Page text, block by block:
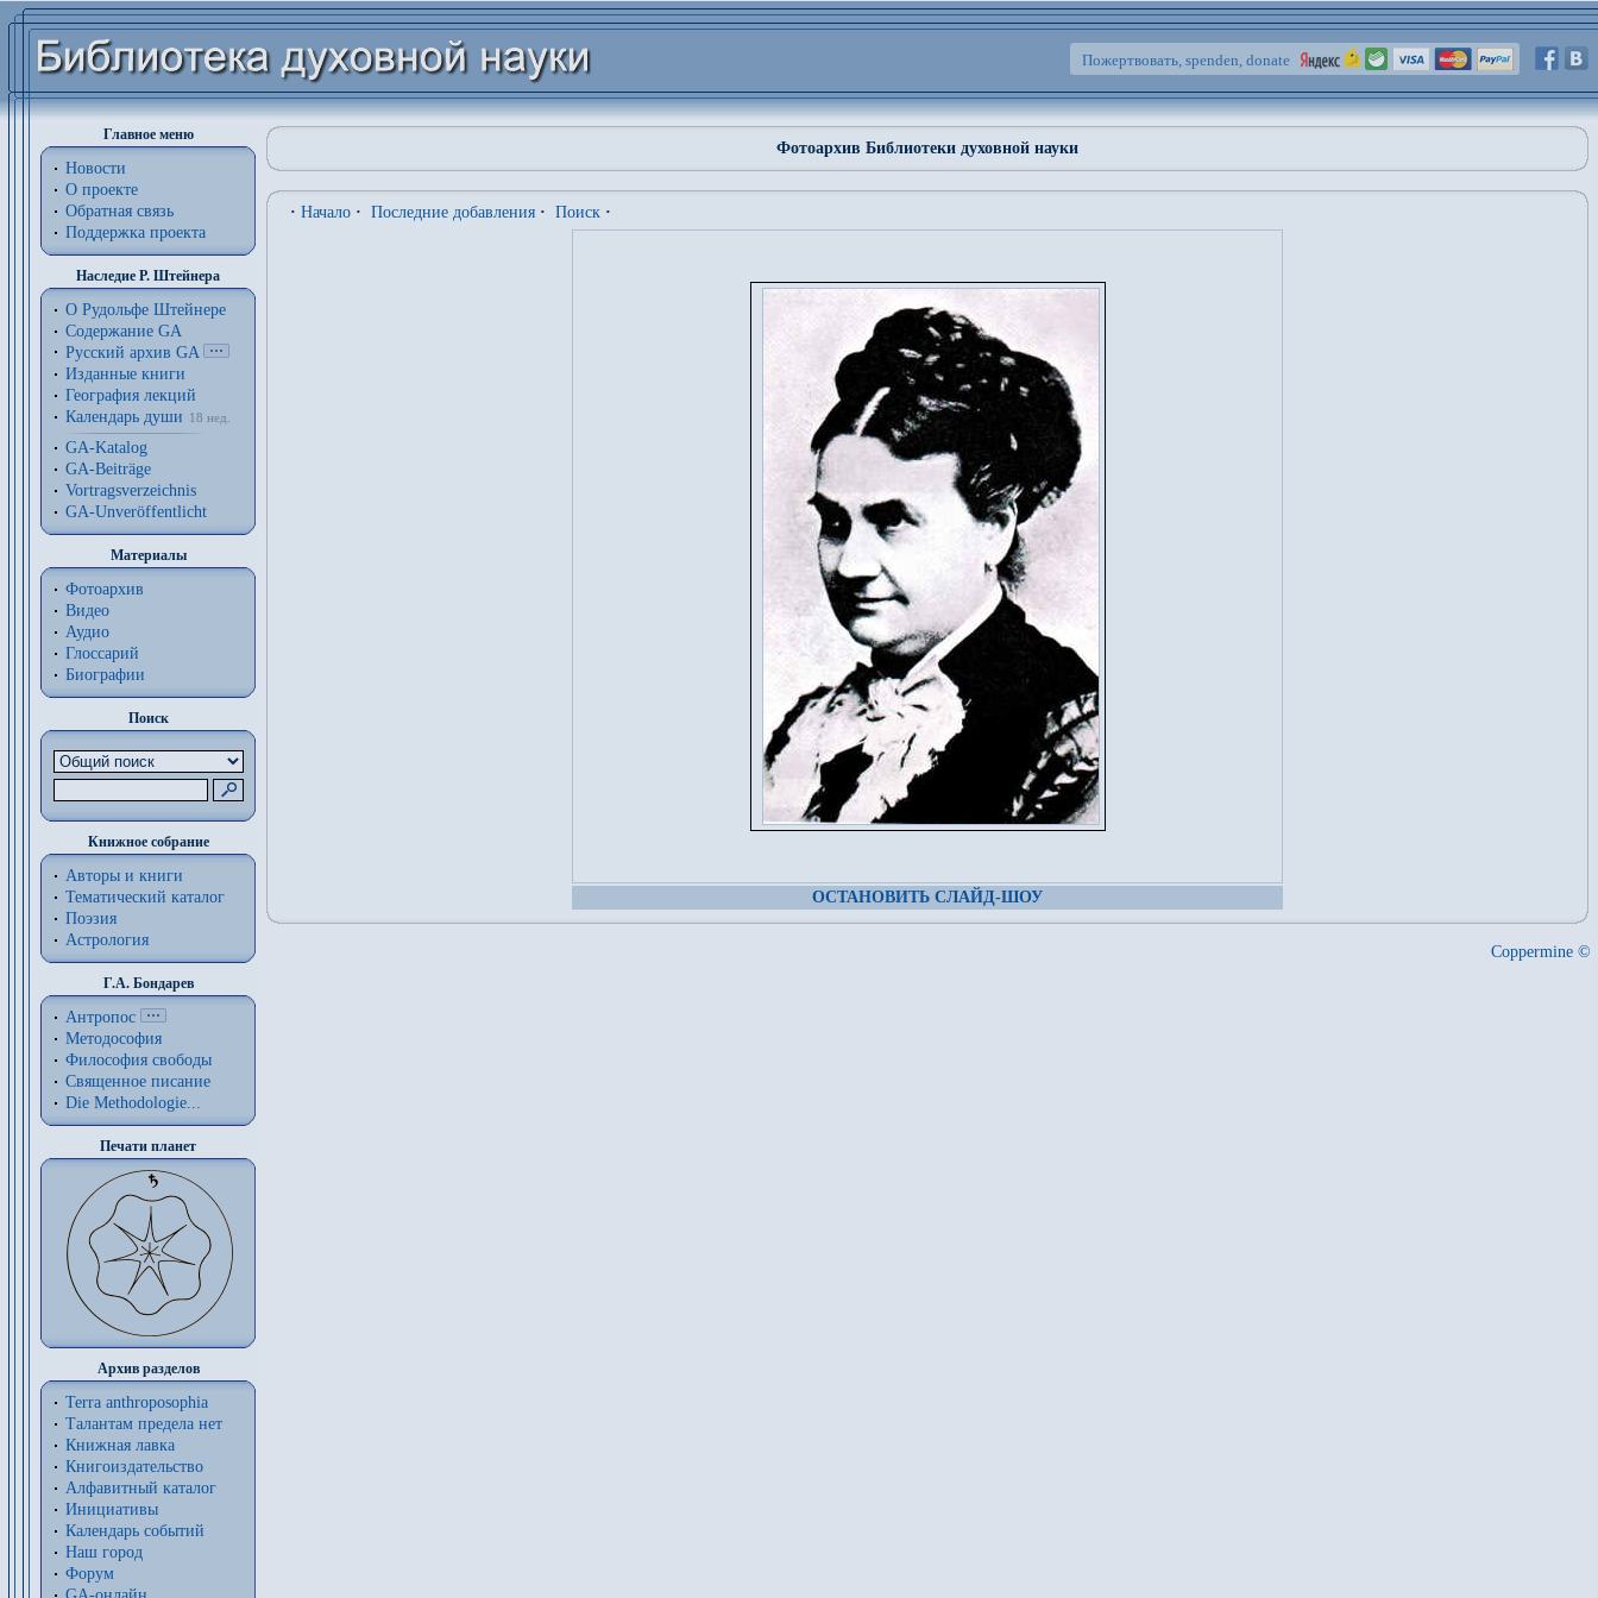
Пожертвовать, spenden, donate
Главное меню
Новости
О проекте
Обратная связь
Поддержка проекта
Наследие Р. Штейнера
О Рудольфе Штейнере
Содержание GA
Русский архив GA
Изданные книги
География лекций
Календарь души
18 нед.
GA-Katalog
GA-Beiträge
Vortragsverzeichnis
GA-Unveröffentlicht
Материалы
Фотоархив
Видео
Аудио
Глоссарий
Биографии
Поиск
Книжное собрание
Авторы и книги
Тематический каталог
Поэзия
Астрология
Г.А. Бондарев
Антропос
Методософия
Философия cвободы
Священное писание
Die Methodologie...
Печати планет
Архив разделов
Terra anthroposophia
Талантам предела нет
Книжная лавка
Книгоиздательство
Алфавитный каталог
Инициативы
Календарь событий
Наш город
Форум
Фотоархив Библиотеки духовной науки
· Начало · Последние добавления · Поиск ·
ОСТАНОВИТЬ СЛАЙД-ШОУ
Coppermine ©